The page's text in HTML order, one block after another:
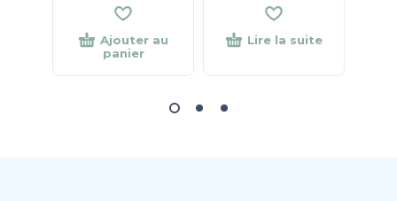
Ajouter au
panier
Lire la suite